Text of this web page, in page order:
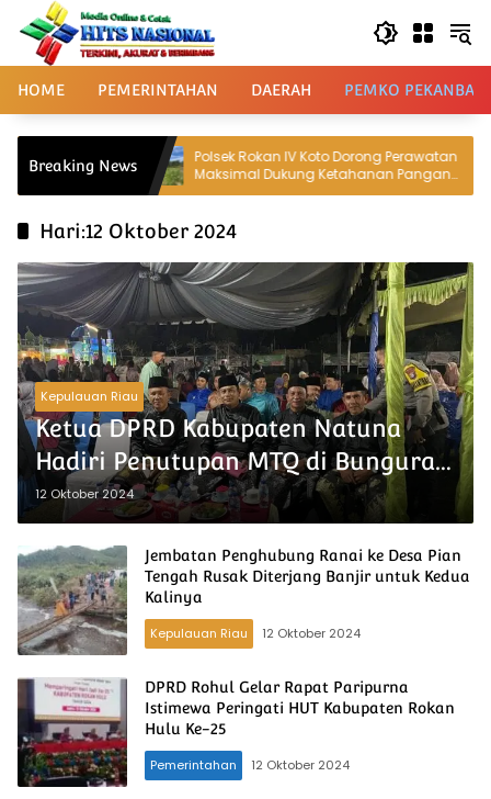
Langsung
konten
HOME PEMERINTAHAN DAERAH PEMKO
Breaking News
Lahan
Polsek Rokan IV Koto Dorong Perawatan
Maksimal Dukung Ketahanan Pangan
Nasional Desa Lubuk bendahara
Hari:12 Oktober 2024
Kepulauan Riau
Ketua DPRD Kabupaten Natuna
Hadiri Penutupan MTQ di Bunguran
Timur Laut
12 Oktober 2024
Jembatan Penghubung Ranai ke Desa Pian
Tengah Rusak Diterjang Banjir untuk Kedua
Kalinya
Kepulauan Riau 12 Oktober 2024
DPRD Rohul Gelar Rapat Paripurna
Istimewa Peringati HUT Kabupaten Rokan
Hulu Ke-25
Pemerintahan 12 Oktober 2024